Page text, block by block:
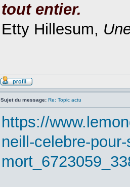
tout entier.
Etty Hillesum,
Sujet du message: Re: Topic actu
https://
neill-celebre-